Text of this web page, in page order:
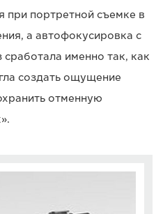
при портретной съемке в
а автофокусировка с
именно так, как
создать ощущение
отменную